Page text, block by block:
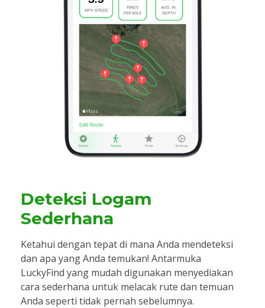
Deteksi Logam
Sederhana
Ketahui dengan tepat di mana Anda mendeteksi
dan apa yang Anda temukan! Antarmuka
LuckyFind yang mudah digunakan menyediakan
cara sederhana untuk melacak rute dan temuan
Anda seperti tidak pernah sebelumnya.